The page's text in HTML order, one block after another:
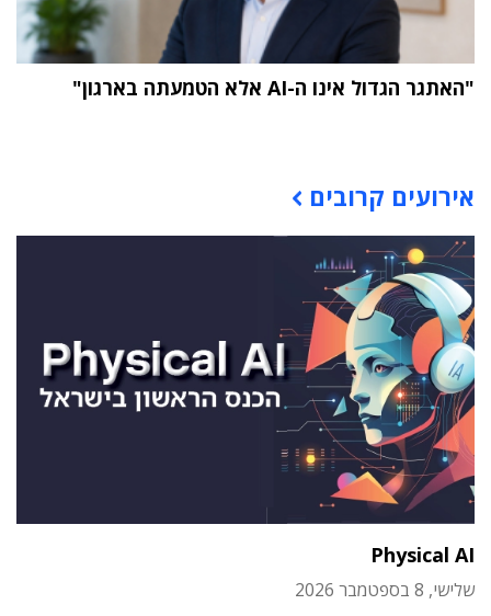
"האתגר הגדול אינו ה-AI אלא הטמעתה בארגון"
אירועים קרובים
Physical AI
שלישי, 8 בספטמבר 2026